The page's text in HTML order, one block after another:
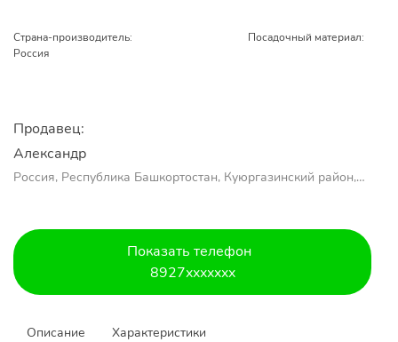
Страна-производитель:
Россия
Посадочный материал:
Продавец:
Александр
Россия, Республика Башкортостан, Куюргазинский район,
Показать телефон
8927xxxxxxx
Описание Характеристики